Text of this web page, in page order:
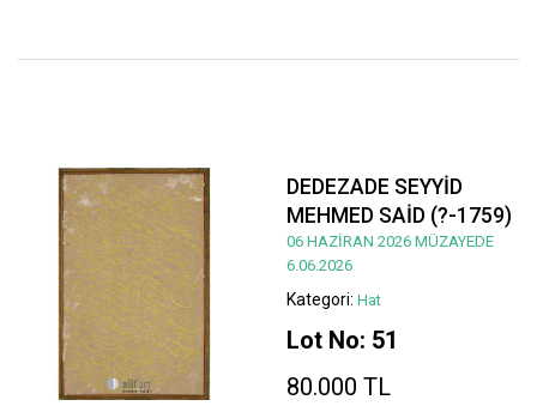
DEDEZADE SEYYİD
MEHMED SAİD (?-1759)
06 HAZİRAN 2026 MÜZAYEDE
6.06.2026
Kategori: Hat
Lot No: 51
80.000 TL